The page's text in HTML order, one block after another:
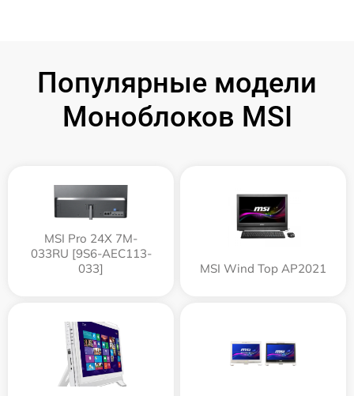
Популярные модели
Моноблоков MSI
MSI Pro 24X 7M-
033RU [9S6-AEC113-
033]
MSI Wind Top AP2021